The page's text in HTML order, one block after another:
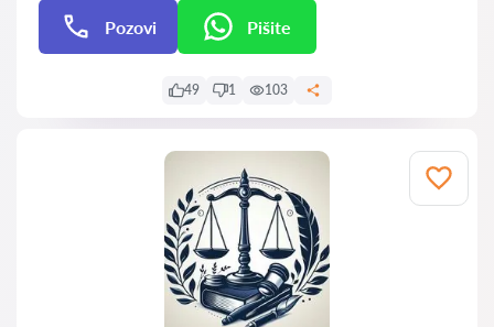
Pozovi Pišite
49 1 103